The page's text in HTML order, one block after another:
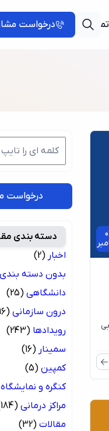
تماس با ما درخواست
درخواست
دسته بندی
اخبار (2)
بدون دسته بندی
دانشگاهی (25)
درون سازمانی (16)
رویدادها (243)
سمینار (16)
کمپین (5)
کنگره و
مراکز درمانی (184)
مقالات (32)